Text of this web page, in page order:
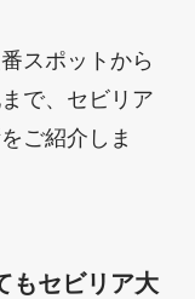
スポットから
で、セビリア
ご紹介しま
もセビリア大